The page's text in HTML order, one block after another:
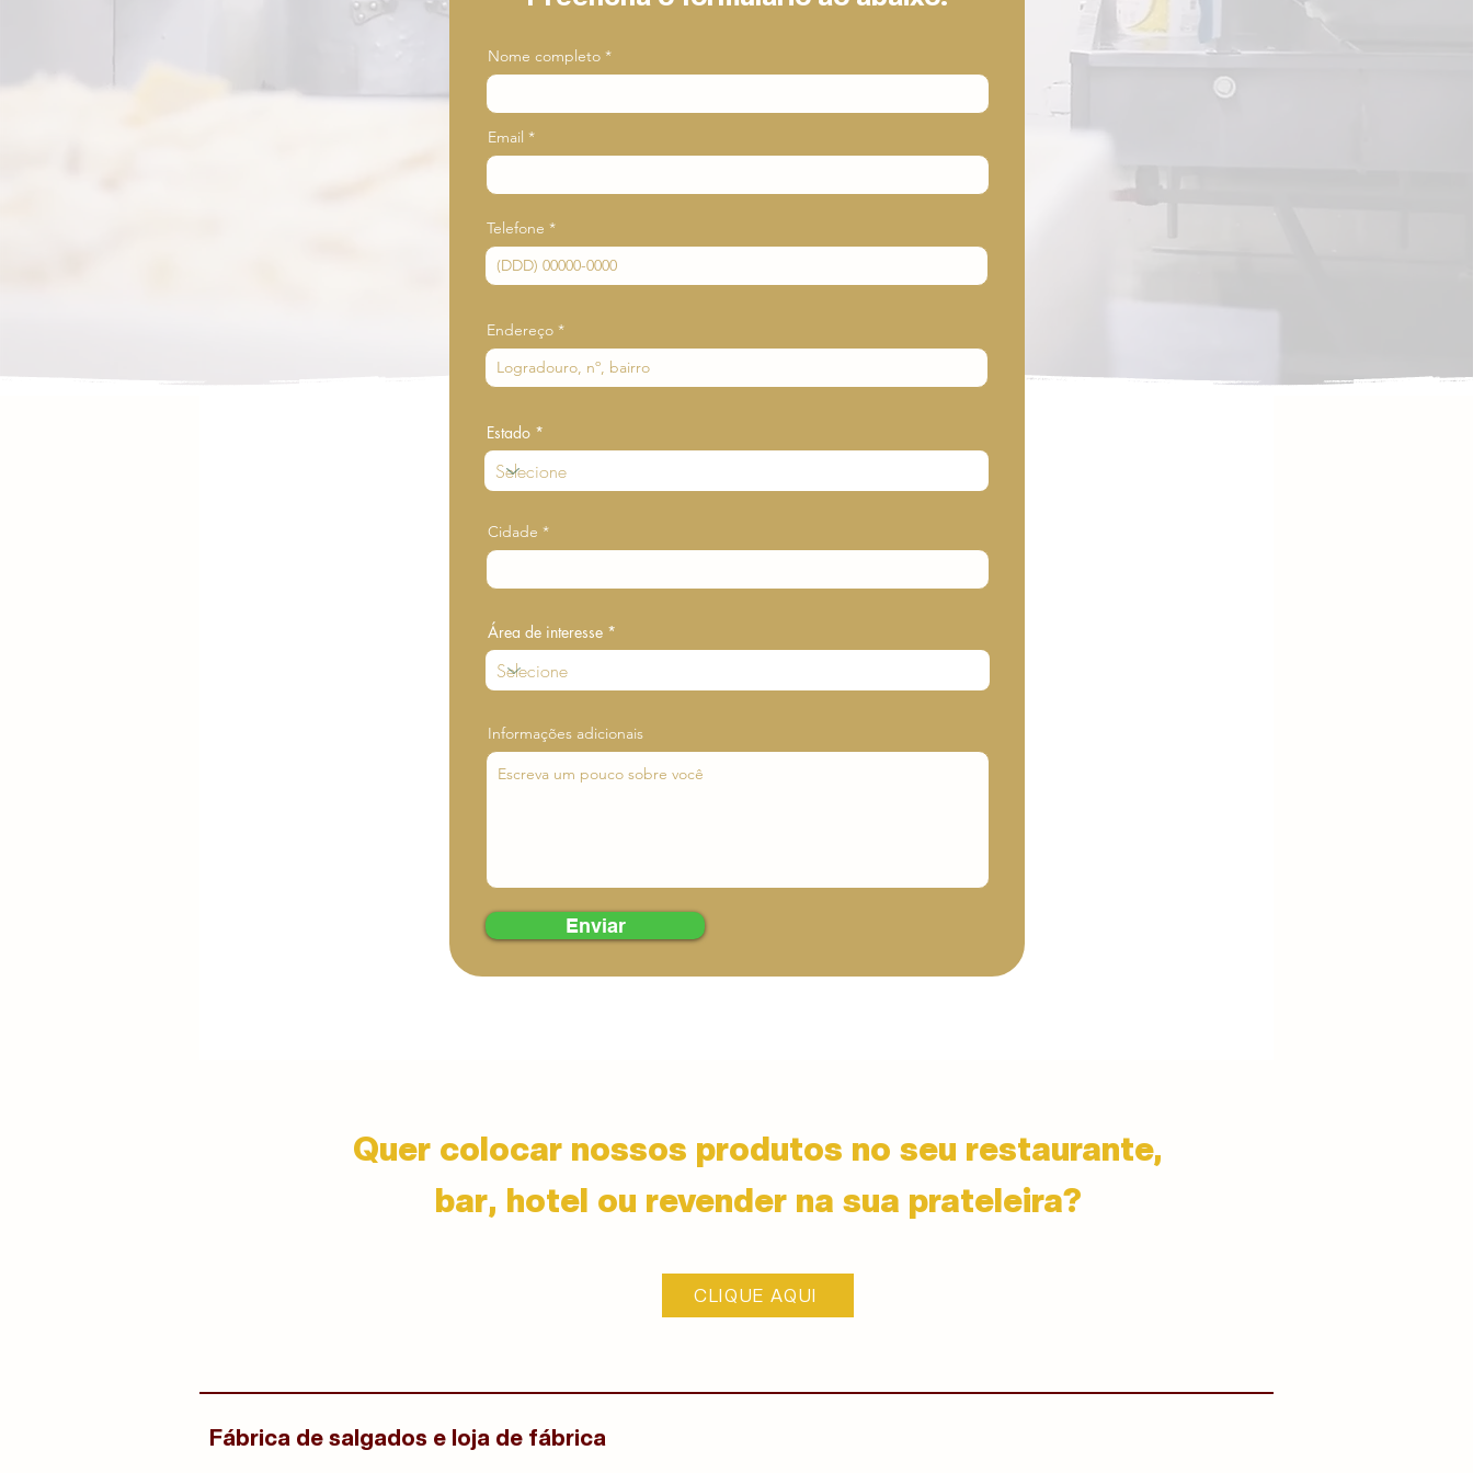
Nome completo
Email
Telefone
Endereço
Estado
Cidade
Área de interesse
Informações adicionais
Enviar
Quer colocar nossos produtos no seu restaurante,
bar, hotel ou revender na sua prateleira?
CLIQUE AQUI
Fábrica de salgados e loja de fábrica